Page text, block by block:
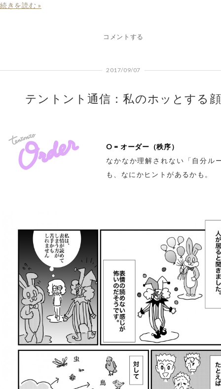
続きを読む »
コメントする
2017/09/07
テントント通信：私のホッとする顔
O = オーダー（秩序）
なかなか理解されない「自分ル
も、なにかヒントがあるかも。